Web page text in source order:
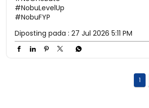
#NobuLevelUp
#NobuFYP
Diposting pada : 27 Jul 2026 5:11 PM
1